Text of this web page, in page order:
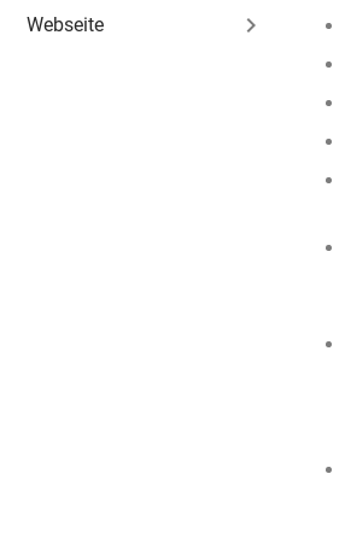
Webseite keyboard_arrow_right